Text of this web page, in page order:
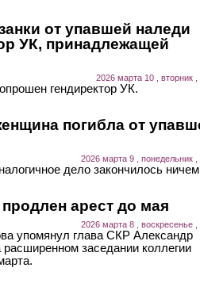
от упавшей наледи
УК, принадлежащей
2026 марта 10 , вторник ,
гендиректор УК.
погибла от
2026 марта 9 , понедельник ,
дело закончилось
арест до мая
2026 марта 8 , воскресенье ,
упомянул глава СКР Александр
заседании коллегии